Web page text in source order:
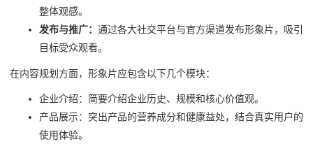
整体观感。
发布与推广： 通过各大社交平台与官方渠道发布形象片，吸引
目标受众观看。
在内容规划方面，形象片应包含以下几个模块：
企业介绍：简要介绍企业历史、规模和核心价值观。
产品展示：突出产品的营养成分和健康益处，结合真实用户的
使用体验。